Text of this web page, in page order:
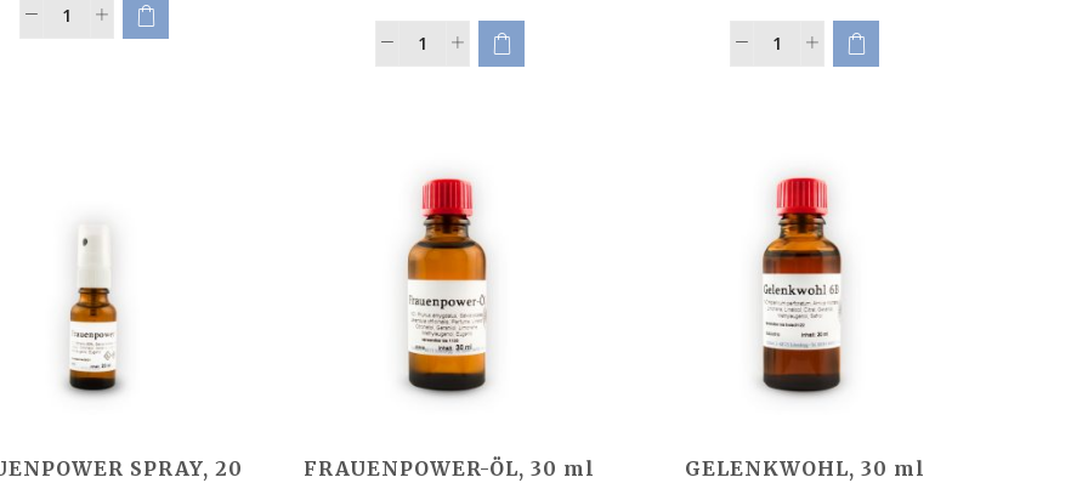
SPRAY, 20
FRAUENPOWER-ÖL, 30 ml GELENKWOHL, 30 ml